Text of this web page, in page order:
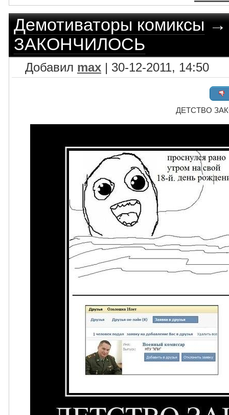
Демотиваторы комиксы
ЗАКОНЧИЛОСЬ
Добавил max | 30-12-2011, 14:50
ДЕТСТВО